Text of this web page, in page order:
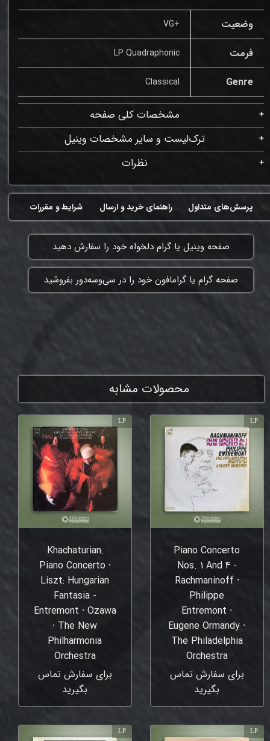
وضعیت +VG
فرمت LP Quadraphonic
Genre
Classical
مشخصات کلی صفحه
ترک‌لیست و سایر مشخصات وینیل
نظرات
شرایط و مقررات راهنمای خرید و ارسال پرسش‌های متداول
​صفحه وینیل یا گرام دلخواه خود را سفارش دهید
​صفحه گرام یا گرامافون خود را در سی‌وسه‌دور بفروشید
محصولات مشابه
Piano Concerto
Nos. 1 And 4 -
Rachmaninoff ⸱
Philippe
Entremont ⸱
Eugene Ormandy ⸱
The Philadelphia
Orchestra
برای سفارش تماس
بگیرید
LP
Khachaturian:
Piano Concerto ⸱
Liszt: Hungarian
Fantasia -
Entremont ⸱ Ozawa
⸱ The New
Philharmonia
Orchestra
برای سفارش تماس
بگیرید
LP
LP
LP